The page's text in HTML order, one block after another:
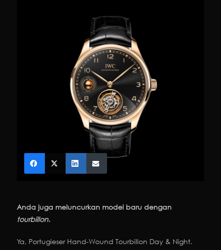
Anda juga meluncurkan model baru dengan
tourbillon.
Ya, Portugieser Hand-Wound Tourbillon Day & Night.